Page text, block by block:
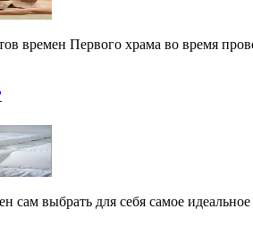
времен Первого храма во время
сам выбрать для себя самое